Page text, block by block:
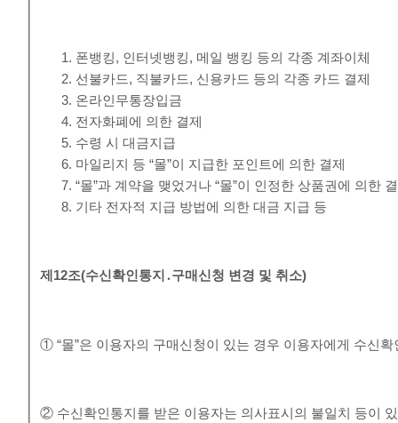
폰뱅킹, 인터넷뱅킹, 메일 뱅킹 등의 각종 계좌이체
선불카드, 직불카드, 신용카드 등의 각종 카드 결제
온라인무통장입금
전자화폐에 의한 결제
수령 시 대금지급
마일리지 등 “몰”이 지급한 포인트에 의한 결제
“몰”과 계약을 맺었거나 “몰”이 인정한 상품권에 의한
기타 전자적 지급 방법에 의한 대금 지급 등
제 12조(수신확인통지 ․구매신청 변경 및 취소)
① “몰”은 이용자의 구매신청이 있는 경우 이용자에게 수신
② 수신확인통지를 받은 이용자는 의사표시의 불일치 등이